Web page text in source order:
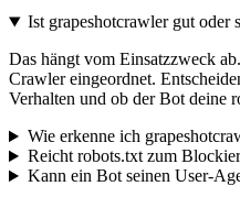
Ist grapeshotcrawler gut oder
Das hängt vom Einsatzzweck
Crawler eingeordnet.
Verhalten und ob der Bot deine
Wie erkenne ich
Reicht robots.txt zum
Kann ein Bot seinen User-